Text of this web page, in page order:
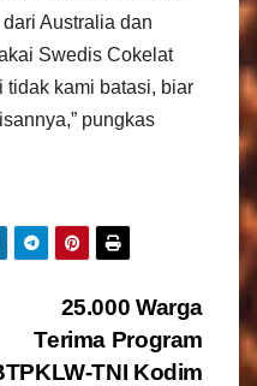
Australia dan
Swedis Cokelat
tidak kami batasi, biar
pungkas
25.000 Warga
Terima Program
TNI Kodim